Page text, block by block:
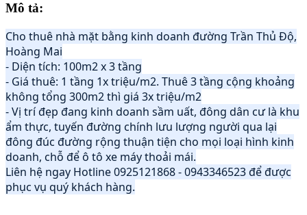
Mô tả:
Cho thuê nhà mặt bằng kinh doanh đường Trần Thủ Độ,
Hoàng Mai
- Diện tích: 100m2 x 3 tầng
- Giá thuê: 1 tầng 1x triệu/m2. Thuê 3 tầng cộng khoảng
không tổng 300m2 thì giá 3x triệu/m2
- Vị trí đẹp đang kinh doanh sầm uất, đông dân cư là khu
ẩm thực, tuyến đường chính lưu lượng người qua lại
đông đúc đường rộng thuận tiện cho mọi loại hình kinh
doanh, chỗ để ô tô xe máy thoải mái.
Liên hệ ngay Hotline 0925121868 - 0943346523 để được
phục vụ quý khách hàng.